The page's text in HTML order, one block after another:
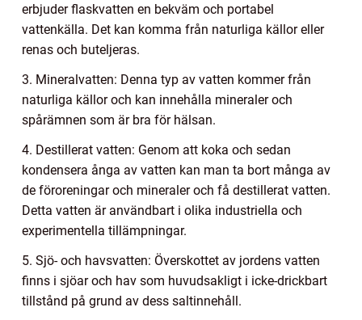
erbjuder flaskvatten en bekväm och portabel
vattenkälla. Det kan komma från naturliga källor eller
renas och buteljeras.
3. Mineralvatten: Denna typ av vatten kommer från
naturliga källor och kan innehålla mineraler och
spårämnen som är bra för hälsan.
4. Destillerat vatten: Genom att koka och sedan
kondensera ånga av vatten kan man ta bort många av
de föroreningar och mineraler och få destillerat vatten.
Detta vatten är användbart i olika industriella och
experimentella tillämpningar.
5. Sjö- och havsvatten: Överskottet av jordens vatten
finns i sjöar och hav som huvudsakligt i icke-drickbart
tillstånd på grund av dess saltinnehåll.